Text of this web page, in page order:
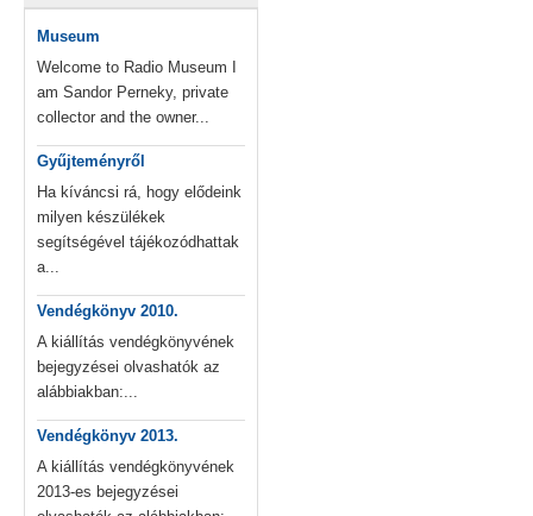
Museum
Welcome to Radio Museum I
am Sandor Perneky, private
collector and the owner...
Gyűjteményről
Ha kíváncsi rá, hogy elődeink
milyen készülékek
segítségével tájékozódhattak
a...
Vendégkönyv 2010.
A kiállítás vendégkönyvének
bejegyzései olvashatók az
alábbiakban:...
Vendégkönyv 2013.
A kiállítás vendégkönyvének
2013-es bejegyzései